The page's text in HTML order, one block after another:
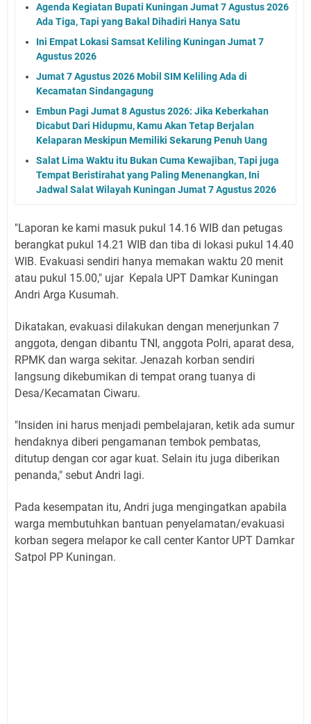
Agenda Kegiatan Bupati Kuningan Jumat 7 Agustus 2026
Ada Tiga, Tapi yang Bakal Dihadiri Hanya Satu
Ini Empat Lokasi Samsat Keliling Kuningan Jumat 7
Agustus 2026
Jumat 7 Agustus 2026 Mobil SIM Keliling Ada di
Kecamatan Sindangagung
Embun Pagi Jumat 8 Agustus 2026: Jika Keberkahan
Dicabut Dari Hidupmu, Kamu Akan Tetap Berjalan
Kelaparan Meskipun Memiliki Sekarung Penuh Uang
Salat Lima Waktu itu Bukan Cuma Kewajiban, Tapi juga
Tempat Beristirahat yang Paling Menenangkan, Ini
Jadwal Salat Wilayah Kuningan Jumat 7 Agustus 2026
"Laporan ke kami masuk pukul 14.16 WIB dan petugas
berangkat pukul 14.21 WIB dan tiba di lokasi pukul 14.40
WIB. Evakuasi sendiri hanya memakan waktu 20 menit
atau pukul 15.00," ujar Kepala UPT Damkar Kuningan
Andri Arga Kusumah.
Dikatakan, evakuasi dilakukan dengan menerjunkan 7
anggota, dengan dibantu TNI, anggota Polri, aparat desa,
RPMK dan warga sekitar. Jenazah korban sendiri
langsung dikebumikan di tempat orang tuanya di
Desa/Kecamatan Ciwaru.
"Insiden ini harus menjadi pembelajaran, ketik ada sumur
hendaknya diberi pengamanan tembok pembatas,
ditutup dengan cor agar kuat. Selain itu juga diberikan
penanda," sebut Andri lagi.
Pada kesempatan itu, Andri juga mengingatkan apabila
warga membutuhkan bantuan penyelamatan/evakuasi
korban segera melapor ke call center Kantor UPT Damkar
Satpol PP Kuningan.